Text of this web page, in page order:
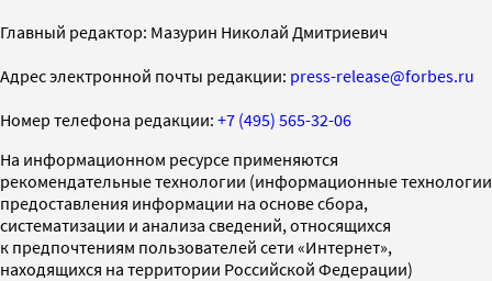
Главный редактор: Мазурин Николай Дмитриевич
Адрес электронной почты редакции: press-release@forbes.ru
Номер телефона редакции: +7 (495) 565-32-06
На информационном ресурсе применяются
рекомендательные технологии (информационные технологии
предоставления информации на основе сбора,
систематизации и анализа сведений, относящихся
к предпочтениям пользователей сети «Интернет»,
находящихся на территории Российской Федерации)